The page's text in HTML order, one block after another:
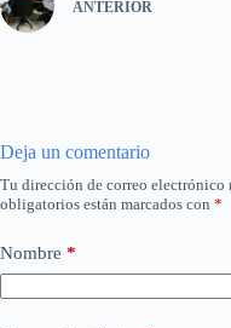
ANTERIOR
Deja un comentario
Tu dirección de correo electrónico
obligatorios están marcados con *
Nombre *